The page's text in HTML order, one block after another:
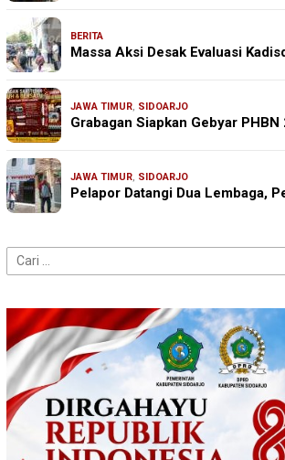
BERITA
Massa Aksi Desak Evaluasi
JAWA TIMUR SIDOARJO
Grabagan Siapkan Gebyar
JAWA TIMUR SIDOARJO
Pelapor Datangi Dua Lembaga,
Cari
untuk: